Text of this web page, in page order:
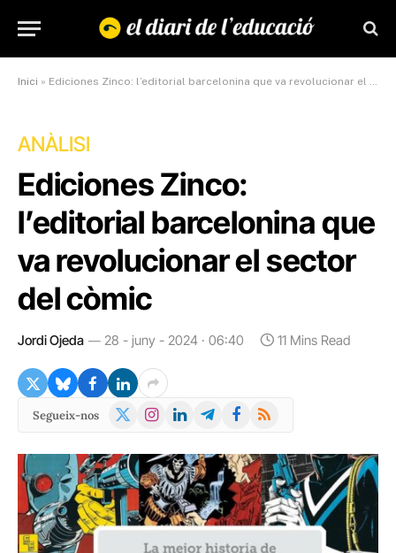
Inici » Ediciones Zinco: l’editorial barcelonina que va revolucionar el sector del còmic
ANÀLISI
Ediciones Zinco:
l’editorial barcelonina que
va revolucionar el sector
del còmic
Jordi Ojeda 28 - juny - 2024 · 06:40 11 Mins Read
Segueix-nos
X
Instagram
LinkedInTelegramFacebook
RSS